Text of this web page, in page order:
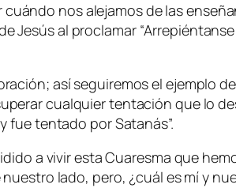
nos alejamos de las
Jesús al proclamar “
así seguiremos el ejemplo
cualquier tentación que lo
fue tentado por Satanás”.
a vivir esta Cuaresma que
lado, pero, ¿cuál es mí y